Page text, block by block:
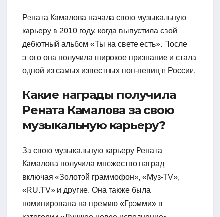
Рената Камалова начала свою музыкальную
карьеру в 2010 году, когда выпустила свой
дебютный альбом «Ты на свете есть». После
этого она получила широкое признание и стала
одной из самых известных поп-певиц в России.
Какие награды получила
Рената Камалова за свою
музыкальную карьеру?
За свою музыкальную карьеру Рената
Камалова получила множество наград,
включая «Золотой граммофон», «Муз-TV»,
«RU.TV» и другие. Она также была
номинирована на премию «Грэмми» в